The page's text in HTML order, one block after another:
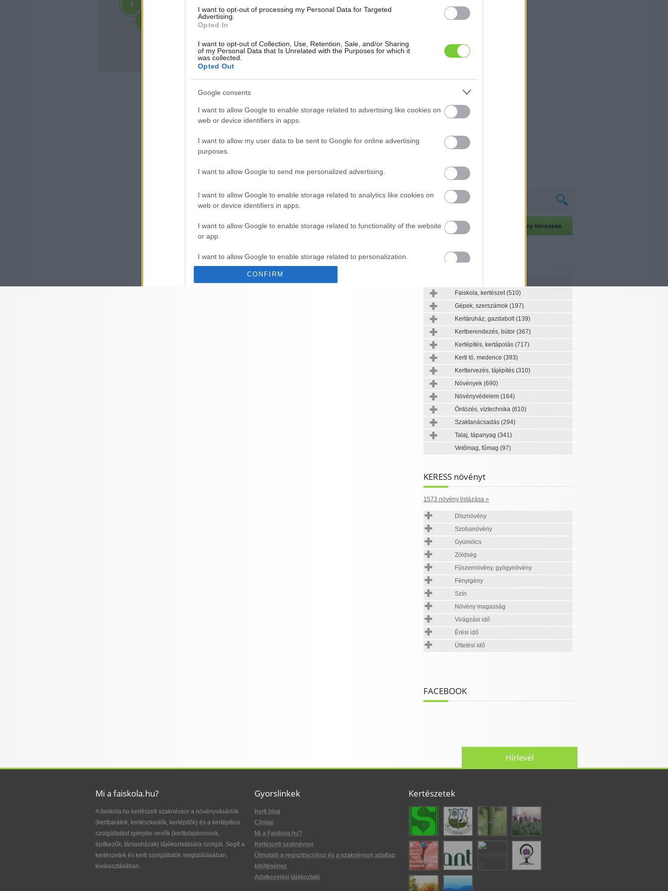
I want to opt-out of processing my Personal Data for Targeted
Advertising.
Opted In
I want to opt-out of Collection, Use, Retention, Sale, and/or Sharing
of my Personal Data that Is Unrelated with the Purposes for which it
was collected.
Opted Out
Google consents
I want to allow Google to enable storage related to advertising like cookies on
web or device identifiers in apps.
I want to allow my user data to be sent to Google for online advertising
purposes.
I want to allow Google to send me personalized advertising.
I want to allow Google to enable storage related to analytics like cookies on
web or device identifiers in apps.
I want to allow Google to enable storage related to functionality of the website
or app.
I want to allow Google to enable storage related to personalization.
authentication functionality and fraud prevention, and other user protection.
CONFIRM
10
2
3
4 2
10
2
4
Kertészeti szaknévsor
Faiskola, kertészet(510)
Gépek, szerszámok (197)
Kertáruház, gazdabolt(139)
Kertberendezés, bútor (367)
Kertépítés, kertápolás (717)
Kerti tó, medence (393)
Kerttervezés, tájépítés (310)
Növények (690)
Növényvédelem (164)
Öntözés, víztechnika (610)
Szaktanácsadás (294)
Talaj, tápanyag (341)
Vetőmag, fűmag (97)
KERESS növényt
1573 növény listázása »
Dísznövény
Szobanövény
Gyümölcs
Zöldség
Fűszernövény, gyógynövény
Fényigény
Szín
Növény magasság
Virágzási idő
Érési idő
Ültetési idő
FACEBOOK
Hírlevél
Mi a faiskola.hu?
A faiskola.hu kertészeti szaknévsor a növényvásárlók
(kertbarátok, kertészkedők, kertépítők) és a kertépítési
szolgáltatást igénybe vevők (kerttulajdonosok,
építkezők, társasházak) tájékoztatására szolgál. Segít a
kertészetek és kerti szolgáltatók megtalálásában,
kiválasztásában.
Gyorslinkek
Kerti blog
Címlap
Mi a Faiskola.hu?
Kertészeti szaknévsor
Útmutató a regisztrációhoz és a szaknévsori adatlap
kitöltéséhez
Adatkezelési tájékoztató
Kertészetek